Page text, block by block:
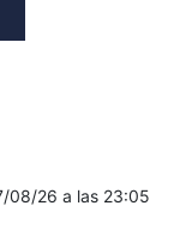
08/26 a las 23:05